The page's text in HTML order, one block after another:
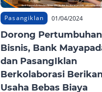
Pasangiklan 01/04/2024
Dorong Pertumbuhan
Bisnis, Bank
dan PasangIklan
Berkolaborasi
Usaha Bebas Biaya